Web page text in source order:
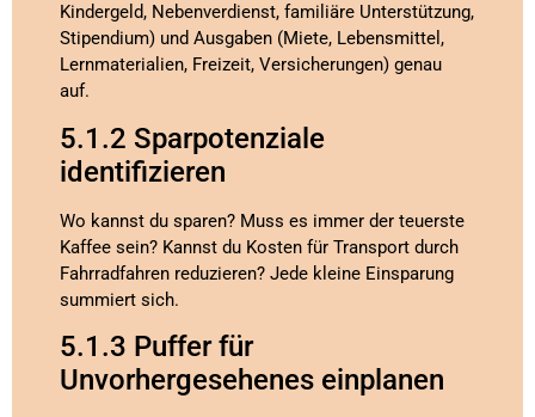
Kindergeld, Nebenverdienst, familiäre Unterstützung,
Stipendium) und Ausgaben (Miete, Lebensmittel,
Lernmaterialien, Freizeit, Versicherungen) genau
auf.
5.1.2 Sparpotenziale
identifizieren
Wo kannst du sparen? Muss es immer der teuerste
Kaffee sein? Kannst du Kosten für Transport durch
Fahrradfahren reduzieren? Jede kleine Einsparung
summiert sich.
5.1.3 Puffer für
Unvorhergesehenes einplanen